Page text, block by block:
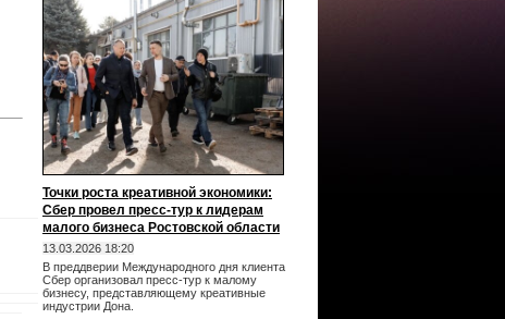
Точки роста креативной экономики:
Сбер провел пресс-тур к лидерам
малого бизнеса Ростовской области
13.03.2026 18:20
В преддверии Международного дня клиента
Сбер организовал пресс-тур к малому
бизнесу, представляющему креативные
индустрии Дона.